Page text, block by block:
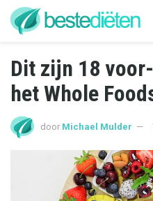
Dit zijn 18
het Whole
door Michael Mulder